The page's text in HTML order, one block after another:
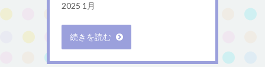
2025 1月
続きを読む